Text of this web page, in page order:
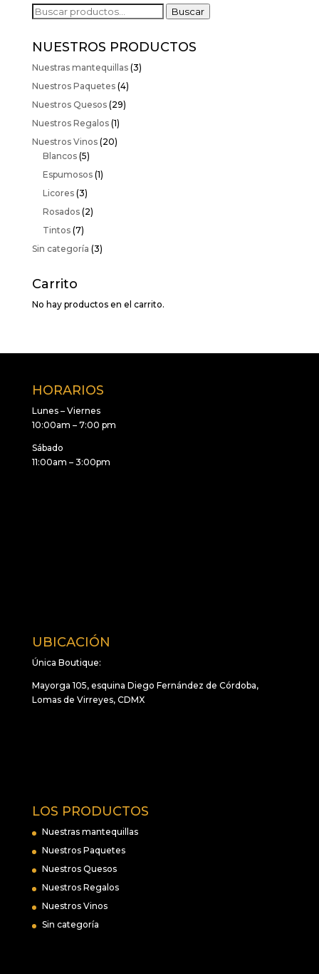
Buscar
Buscar
NUESTROS PRODUCTOS
Nuestras mantequillas (3)
Nuestros Paquetes (4)
Nuestros Quesos (29)
Nuestros Regalos (1)
Nuestros Vinos (20)
Blancos (5)
Espumosos (1)
Licores (3)
Rosados (2)
Tintos (7)
Sin categoría (3)
Carrito
No hay productos en el carrito.
HORARIOS
Lunes – Viernes
10:00am – 7:00 pm
Sábado
11:00am – 3:00pm
UBICACIÓN
Única Boutique:
Mayorga 105, esquina Diego Fernández de Córdoba,
Lomas de Virreyes, CDMX
LOS PRODUCTOS
Nuestras mantequillas
Nuestros Paquetes
Nuestros Quesos
Nuestros Regalos
Nuestros Vinos
Sin categoría